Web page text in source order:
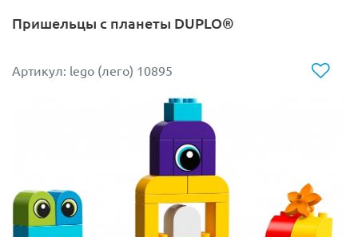
Пришельцы с планеты DUPLO®
Артикул: lego (лего) 10895